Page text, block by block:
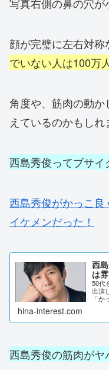
顔が完璧に左右対称
でいない人は100万
角度や、筋肉の動
えているのかもしれ
西島秀俊ってブサイ
西島秀俊がかっこ
イケメンだった！
西
は
50代
出演
「
hina-interest.com
西島秀俊の筋肉がヤ